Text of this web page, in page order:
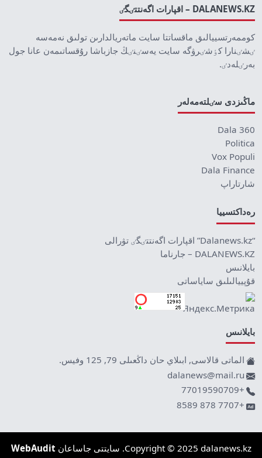
DALANEWS.KZ – اقپارات اگەنتتٸگٸ
كوممەرتسييالىق ماقساتتا سايت ماتەريالدارىن تولىق نەمەسە
ٸشٸنارا كٶشٸرۋگە سايت يەسٸنٸڭ جازباشا رۇقساتىمەن عانا جول
بەرٸلەدٸ.
ماڭىزدى سٸلتەمەلەر
Dala 360
Politica
Vox Populi
Dala Finance
شارتاراپ
رەداكتسييا
“Dalanews.kz” اقپارات اگەنتتٸگٸ تۋرالى
DALANEWS.KZ – جارناما
بايلانىس
قۇپييالىلىق ساياساتى
بايلانىس
الماتى قالاسى, ابىلاي حان داڭعىلى 79, 125 وفيس.
dalanews@mail.ru
+77019590709
+7707 878 8589
Copyright © 2025 dalanews.kz. سايتتى جاساعان WebAudit